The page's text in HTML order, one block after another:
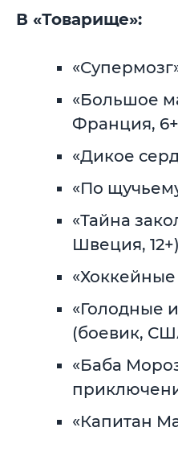
В «Товарище»:
«Большое
Франция,
«Дикое
«По
«Тайна
Швеция,
«Хоккейные
«Голодные
(боевик,
«Баба
«Капитан